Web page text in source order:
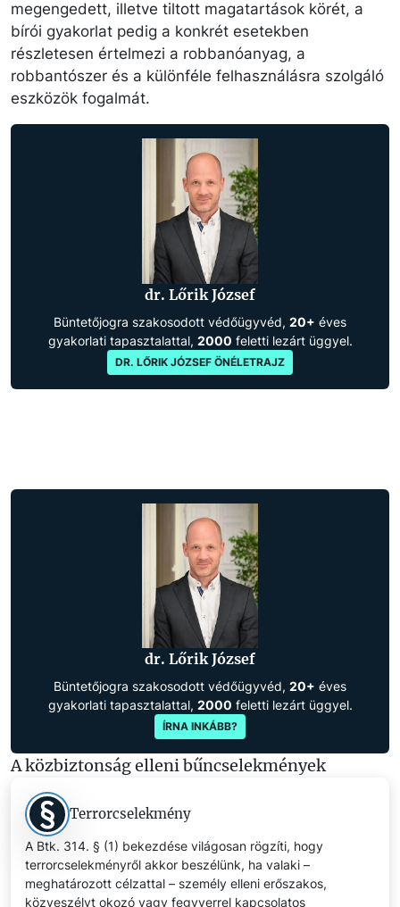
megengedett, illetve tiltott magatartások körét, a
bírói gyakorlat pedig a konkrét esetekben
részletesen értelmezi a robbanóanyag, a
robbantószer és a különféle felhasználásra szolgáló
eszközök fogalmát.
dr. Lőrik József
Büntetőjogra szakosodott védőügyvéd, 20+ éves
gyakorlati tapasztalattal, 2000 feletti lezárt üggyel.
DR. LŐRIK JÓZSEF ÖNÉLETRAJZ
dr. Lőrik József
Büntetőjogra szakosodott védőügyvéd, 20+ éves
gyakorlati tapasztalattal, 2000 feletti lezárt üggyel.
ÍRNA INKÁBB?
A közbiztonság elleni bűncselekmények
Terrorcselekmény
A Btk. 314. § (1) bekezdése világosan rögzíti, hogy
terrorcselekményről akkor beszélünk, ha valaki –
meghatározott célzattal – személy elleni erőszakos,
közveszélyt okozó vagy fegyverrel kapcsolatos